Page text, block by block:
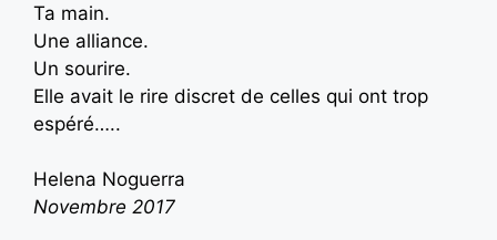
Ta main.
Une alliance.
Un sourire.
Elle avait le rire discret de celles qui ont trop
espéré…..
Helena Noguerra
Novembre 2017